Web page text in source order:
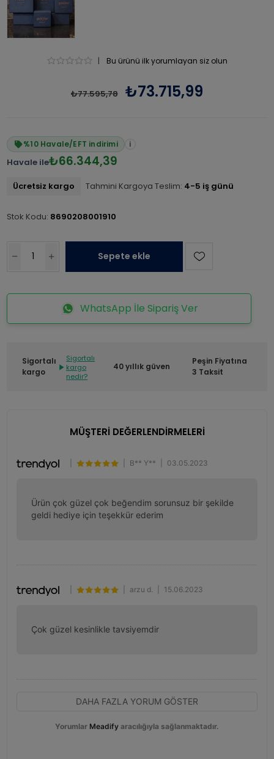
| Bu ürünü ilk yorumlayan siz olun
₺77.595,78 ₺73.715,99
%10 Havale/EFT indirimi i
Havale ile₺66.344,39
Ücretsiz kargo Tahmini Kargoya Teslim: 4-5 iş günü
Stok Kodu: 8690208001910
Sepete ekle
WhatsApp İle Sipariş Ver
Sigortalı
kargo
Sigortalı
kargo
nedir?
40 yıllık güven
Peşin Fiyatına
3 Taksit
MÜŞTERİ DEĞERLENDİRMELERİ
B** Y** 03.05.2023
Ürün çok güzel çok beğendim sorunsuz bir şekilde
geldi hediye için teşekkür ederim
arzu d. 15.06.2023
Çok güzel kesinlikle tavsiyemdir
DAHA FAZLA YORUM GÖSTER
Yorumlar Meadify aracılığıyla sağlanmaktadır.